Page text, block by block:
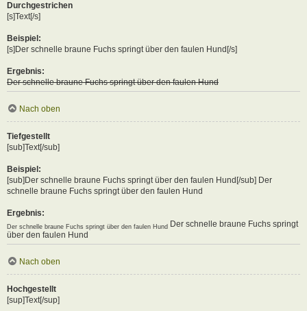
Durchgestrichen
[s]Text[/s]
Beispiel:
[s]Der schnelle braune Fuchs springt über den faulen Hund[/s]
Ergebnis:
Der schnelle braune Fuchs springt über den faulen Hund
Nach oben
Tiefgestellt
[sub]Text[/sub]
Beispiel:
[sub]Der schnelle braune Fuchs springt über den faulen Hund[/sub] Der
schnelle braune Fuchs springt über den faulen Hund
Ergebnis:
Der schnelle braune Fuchs springt über den faulen Hund Der schnelle braune Fuchs springt
über den faulen Hund
Nach oben
Hochgestellt
[sup]Text[/sup]